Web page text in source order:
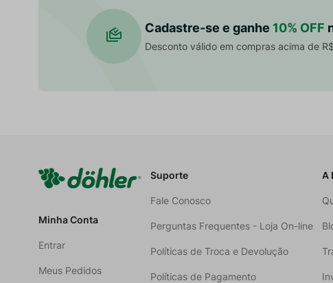
Cadastre-se e ganhe 10% OFF
Desconto válido em compras acima de
Minha Conta
Entrar
Meus Pedidos
Suporte
Fale Conosco
Perguntas Frequentes - Loja On-line
Políticas de Troca e Devolução
Políticas de Pagamento
A